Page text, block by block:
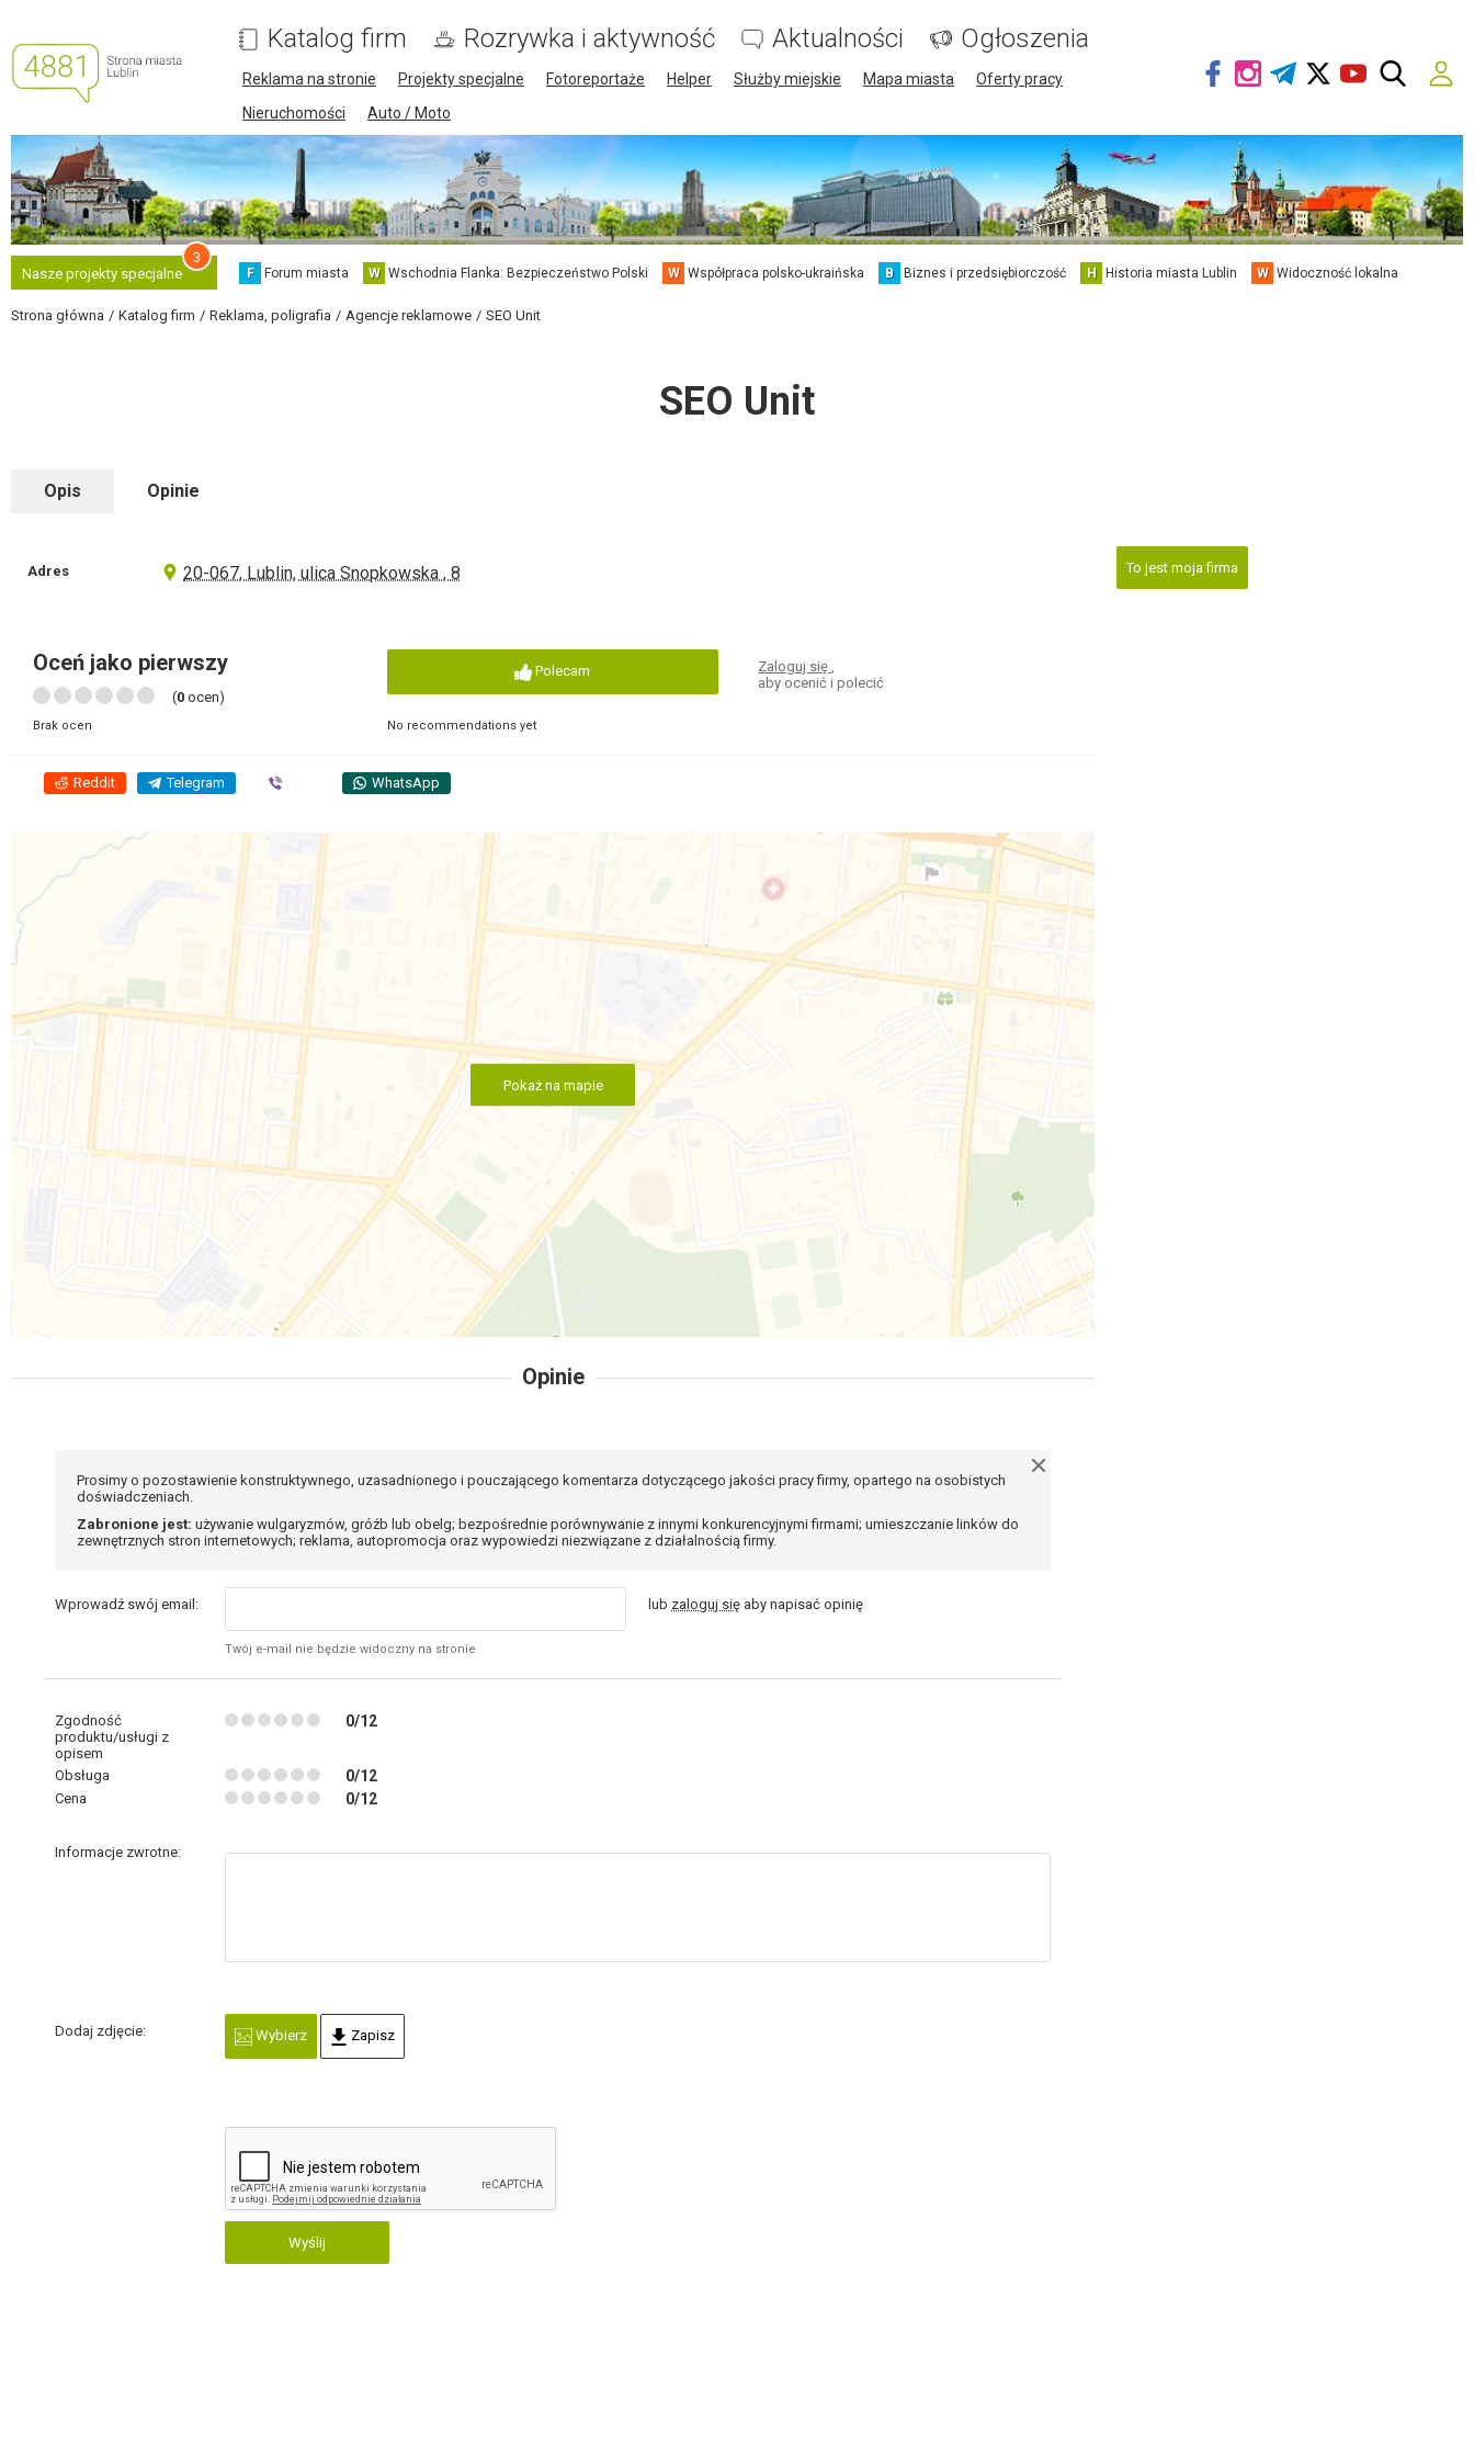
Katalog firm Rozrywka i aktywność Aktualności Ogłoszenia
Reklama na stronie Projekty specjalne Fotoreportaże Helper Służby miejskie Mapa miasta
Oferty pracy
Nieruchomości
Auto / Moto
Nasze projekty specjalne
3
F Forum miasta W Wschodnia Flanka: Bezpieczeństwo Polski W Współpraca polsko-ukraińska B Biznes i przedsiębiorczość H Historia miasta Lublin W Widoczność lokalna
Strona główna Katalog firm Reklama, poligrafia Agencje reklamowe SEO Unit
SEO Unit
Opis Opinie
Adres 20-067, Lublin, ulica Snopkowska , 8
Oceń jako pierwszy
(0 ocen)
Brak ocen
Polecam
No recommendations yet
Zaloguj się,
aby ocenić i polecić
Reddit Telegram WhatsApp
Pokaż na mapie
To jest moja firma
Opinie
Prosimy o pozostawienie konstruktywnego, uzasadnionego i pouczającego komentarza dotyczącego jakości pracy firmy, opartego na osobistych
doświadczeniach.
Zabronione jest: używanie wulgaryzmów, gróźb lub obelg; bezpośrednie porównywanie z innymi konkurencyjnymi firmami; umieszczanie linków do
zewnętrznych stron internetowych; reklama, autopromocja oraz wypowiedzi niezwiązane z działalnością firmy.
Wprowadź swój email:
Twój e-mail nie będzie widoczny na stronie
lub zaloguj się aby napisać opinię
Zgodność
produktu/usługi z
opisem
0/12
Obsługa 0/12
Cena 0/12
Informacje zwrotne:
Dodaj zdjęcie: Wybierz Zapisz
Wyślij